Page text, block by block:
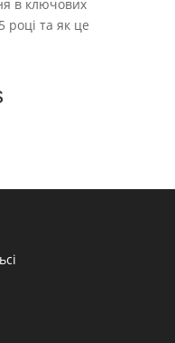
в ключових
році та як це